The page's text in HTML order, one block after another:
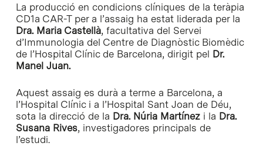
La producció en condicions clíniques de la teràpia
CD1a CAR-T per a l’assaig ha estat liderada per la
Dra. Maria Castellà, facultativa del Servei
d’Immunologia del Centre de Diagnòstic Biomèdic
de l’Hospital Clínic de Barcelona, dirigit pel Dr.
Manel Juan.
Aquest assaig es durà a terme a Barcelona, ​​a
l’Hospital Clínic i a l’Hospital Sant Joan de Déu,
sota la direcció de la Dra. Núria Martínez i la Dra.
Susana Rives, investigadores principals de
l’estudi.